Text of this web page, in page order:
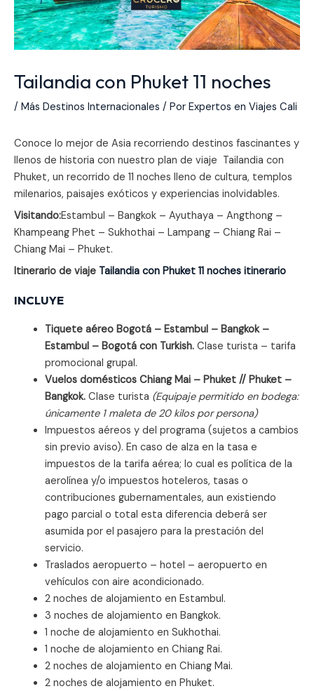
Tailandia con Phuket 11 noches
/ Más Destinos Internacionales / Por Expertos en Viajes Cali
Conoce lo mejor de Asia recorriendo destinos fascinantes y
llenos de historia con nuestro plan de viaje Tailandia con
Phuket, un recorrido de 11 noches lleno de cultura, templos
milenarios, paisajes exóticos y experiencias inolvidables.
Visitando:Estambul – Bangkok – Ayuthaya – Angthong –
Khampeang Phet – Sukhothai – Lampang – Chiang Rai –
Chiang Mai – Phuket.
Itinerario de viaje Tailandia con Phuket 11 noches itinerario
INCLUYE
Tiquete aéreo Bogotá – Estambul – Bangkok –
Estambul – Bogotá con Turkish. Clase turista – tarifa
promocional grupal.
Vuelos domésticos Chiang Mai – Phuket // Phuket –
Bangkok. Clase turista (Equipaje permitido en bodega:
únicamente 1 maleta de 20 kilos por persona)
Impuestos aéreos y del programa (sujetos a cambios
sin previo aviso). En caso de alza en la tasa e
impuestos de la tarifa aérea; lo cual es política de la
aerolínea y/o impuestos hoteleros, tasas o
contribuciones gubernamentales, aun existiendo
pago parcial o total esta diferencia deberá ser
asumida por el pasajero para la prestación del
servicio.
Traslados aeropuerto – hotel – aeropuerto en
vehículos con aire acondicionado.
2 noches de alojamiento en Estambul.
3 noches de alojamiento en Bangkok.
1 noche de alojamiento en Sukhothai.
1 noche de alojamiento en Chiang Rai.
2 noches de alojamiento en Chiang Mai.
2 noches de alojamiento en Phuket.